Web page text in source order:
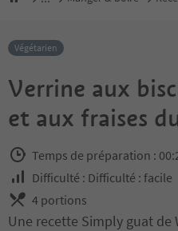
Végétarien
Verrine aux
et aux fraises
Temps de préparation :
Difficulté : Difficulté : facile
4 portions
Une recette Simply guat de